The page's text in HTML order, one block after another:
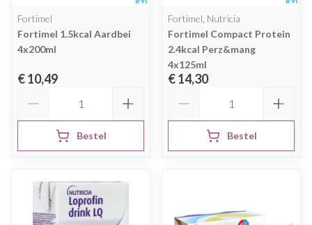
Fortimel
Fortimel 1.5kcal Aardbei
4x200ml
€ 10,49
Bestel
Fortimel, Nutricia
Fortimel Compact Protein
2.4kcal Perz&mang
4x125ml
€ 14,30
Bestel